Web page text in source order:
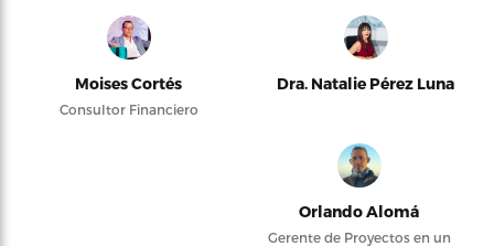
Moises Cortés
Consultor Financiero
Dra. Natalie Pérez Luna
Orlando Alomá
Gerente de Proyectos en un